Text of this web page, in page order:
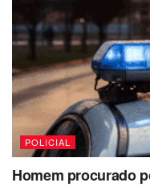
POLICIAL
Homem procurado